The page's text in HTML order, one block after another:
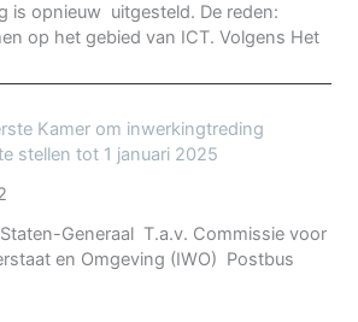
is opnieuw uitgesteld. De reden:
op het gebied van ICT. Volgens Het
Kamer om inwerkingtreding
stellen tot 1 januari 2025
Generaal T.a.v. Commissie voor
en Omgeving (IWO) Postbus